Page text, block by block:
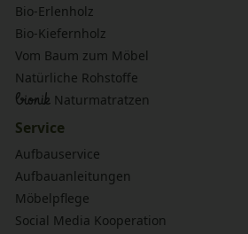
Bio-Erlenholz
Bio-Kiefernholz
Vom Baum zum Möbel
Natürliche Rohstoffe
bionik Naturmatratzen
Service
Aufbauservice
Aufbauanleitungen
Möbelpflege
Social Media Kooperation